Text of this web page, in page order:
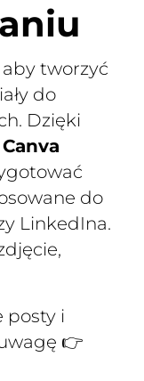
tworzyć
do
Dzięki
Canva
do
LinkedIna.
posty i
👉